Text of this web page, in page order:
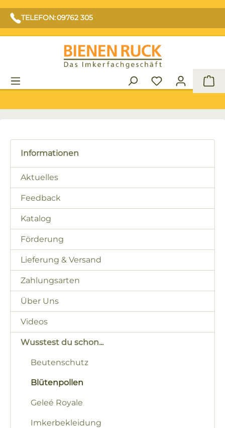
TELEFON: 09762 305
Informationen
Aktuelles
Feedback
Katalog
Förderung
Lieferung & Versand
Zahlungsarten
Über Uns
Videos
Wusstest du schon...
Beutenschutz
Blütenpollen
Geleé Royale
Imkerbekleidung